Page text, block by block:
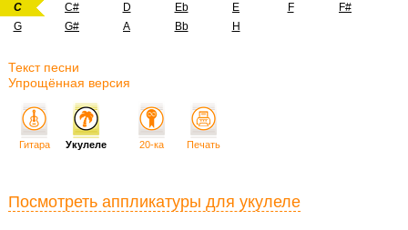
C C# D Eb E F
F#
G
G# A Bb H
Текст песни
Упрощённая версия
Гитара Укулеле 20-ка Печать
Посмотреть аппликатуры для укулеле